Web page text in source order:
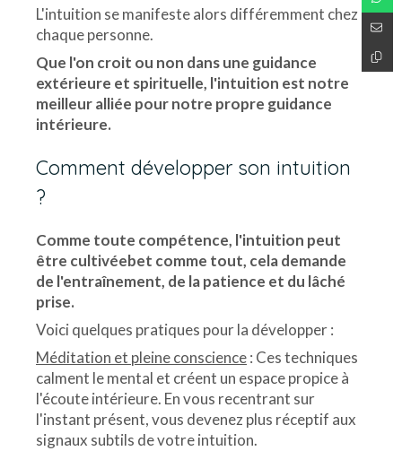
L'intuition se manifeste alors différemment chez
chaque personne.
Que l'on croit ou non dans une guidance
extérieure et spirituelle, l'intuition est notre
meilleur alliée pour notre propre guidance
intérieure.
Comment développer son intuition
?
Comme toute compétence, l'intuition peut
être cultivéebet comme tout, cela demande
de l'entraînement, de la patience et du lâché
prise.
Voici quelques pratiques pour la développer :
Méditation et pleine conscience: Ces techniques
calment le mental et créent un espace propice à
l'écoute intérieure. En vous recentrant sur
l'instant présent, vous devenez plus réceptif aux
signaux subtils de votre intuition.